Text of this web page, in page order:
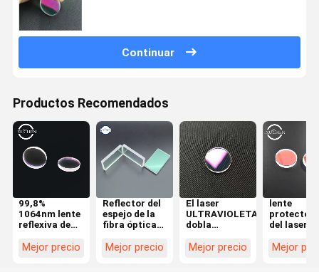
Continuar
Productos Recomendados
99,8%
1064nm lente
reflexiva de
elMejor precio
Reflector del
espejo de la
fibra óptica
que enfoca el
Mejor precio
El laser
ULTRAVIOLETA
dobla
de la lente
Mejor precio
lente
protectora
del laser
30m m en
Mejor